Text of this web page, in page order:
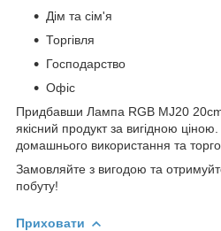
Дім та сім'я
Торгівля
Господарство
Офіс
Придбавши Лампа RGB MJ20
якісний продукт за вигідною
домашнього використання та
Замовляйте з вигодою та
побуту!
Приховати